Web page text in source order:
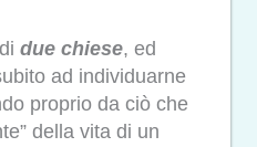
due chiese, ed
ad individuarne
proprio da ciò che
della vita di un